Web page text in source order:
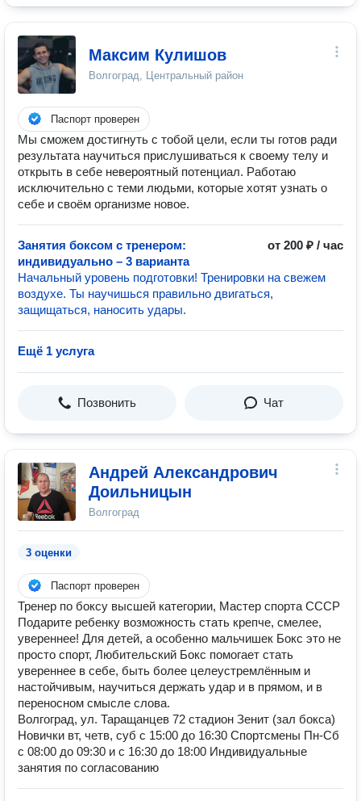
Максим Кулишов
Волгоград, Центральный район
Паспорт проверен
Мы сможем достигнуть с тобой цели, если ты готов ради
результата научиться прислушиваться к своему телу и
открыть в себе невероятный потенциал. Работаю
исключительно с теми людьми, которые хотят узнать о
себе и своём организме новое.
Занятия боксом с тренером:
индивидуально – 3 варианта
от 200 ₽ / час
Начальный уровень подготовки! Тренировки на свежем
воздухе. Ты научишься правильно двигаться,
защищаться, наносить удары.
Ещё 1 услуга
Позвонить Чат
Андрей Александрович
Доильницын
Волгоград
3 оценки
Паспорт проверен
Тренер по боксу высшей категории, Мастер спорта СССР
Подарите ребенку возможность стать крепче, смелее,
увереннее! Для детей, а особенно мальчишек Бокс это не
просто спорт, Любительский Бокс помогает стать
увереннее в себе, быть более целеустремлённым и
настойчивым, научиться держать удар и в прямом, и в
переносном смысле слова.
Волгоград, ул. Таращанцев 72 стадион Зенит (зал бокса)
Новички вт, четв, суб с 15:00 до 16:30 Спортсмены Пн-Сб
с 08:00 до 09:30 и с 16:30 до 18:00 Индивидуальные
занятия по согласованию